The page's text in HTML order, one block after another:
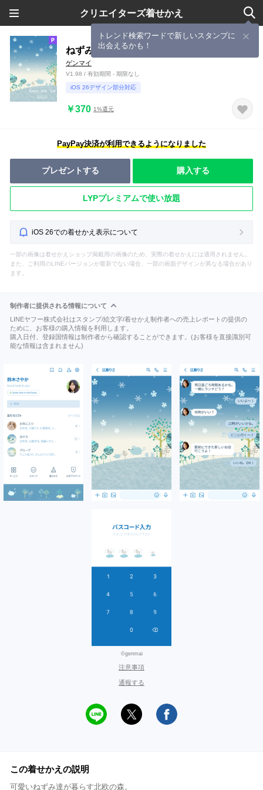
クリエイターズ着せかえ
トレンド検索ワードで新しいスタンプに
出会えるかも！
ねずみと北欧の森#新年
ゲンマイ
V1.98 / 有効期間 - 期限なし
iOS 26デザイン部分対応
￥370 1%還元
PayPay決済が利用できるようになりました
プレゼントする 購入する
LYPプレミアムで使い放題
iOS 26での着せかえ表示について
一部の画像は着せかえショップ掲載用の画像のため、実際の着せかえには適用されません。
また、ご利用のLINEバージョンが最新でない場合、一部の画面デザインが異なる場合があり
ます。
制作者に提供される情報について
LINEヤフー株式会社はスタンプ/絵文字/着せかえ制作者への売上レポートの提供の
ために、お客様の購入情報を利用します。
購入日付、登録国情報は制作者から確認することができます。(お客様を直接識別可
能な情報は含まれません)
©genmai
注意事項
通報する
この着せかえの説明
可愛いねずみ達が暮らす北欧の森。